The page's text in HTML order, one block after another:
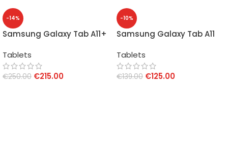
-14%
Samsung Galaxy Tab A11+
Tablets
€250.00 €215.00
-10%
Samsung Galaxy Tab A11
Tablets
€139.00 €125.00